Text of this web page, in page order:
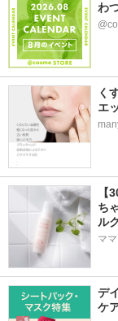
わ
く
エ
【
ち
ルク
マ
デ
ケ